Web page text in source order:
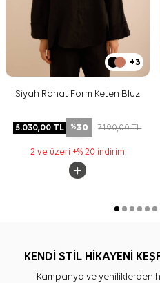
+3
Siyah Rahat Form Keten Bluz
5.030,00 TL %30 7.190,00TL
2 ve üzeri +% 20 indirim
KENDİ STİL HİKAYENİ
Kampanya ve yeniliklerden